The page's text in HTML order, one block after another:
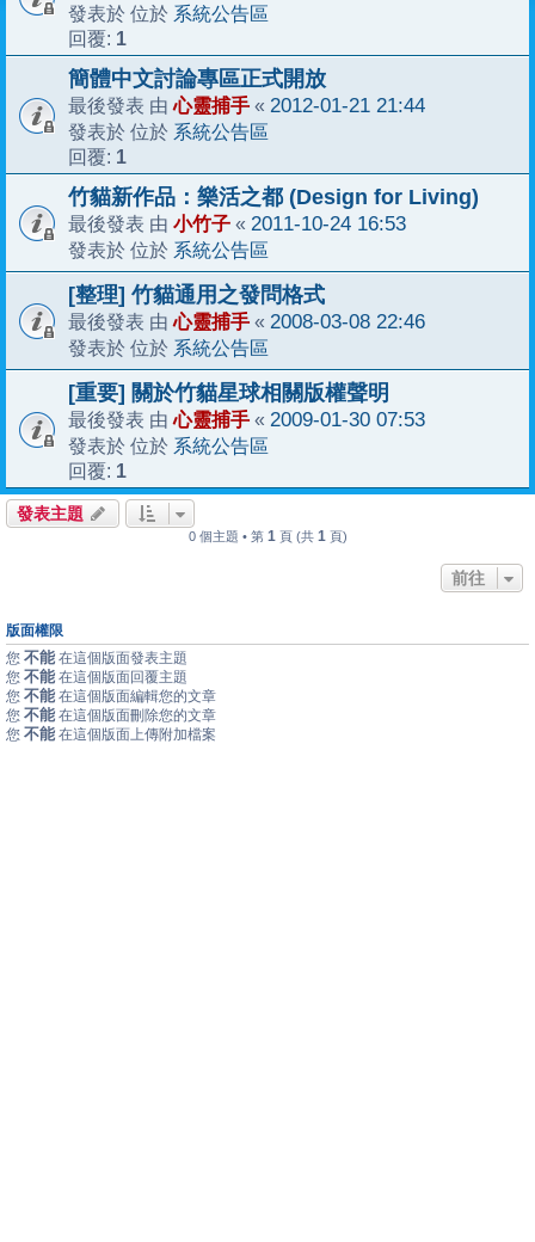
發表於 位於 系統公告區
回覆: 1
簡體中文討論專區正式開放
最後發表 由心靈捕手 « 2012-01-21 21:44
發表於 位於 系統公告區
回覆: 1
竹貓新作品：樂活之都 (Design for Living)
最後發表 由 小竹子 « 2011-10-24 16:53
發表於 位於 系統公告區
[整理] 竹貓通用之發問格式
最後發表 由心靈捕手 « 2008-03-08 22:46
發表於 位於 系統公告區
[重要] 關於竹貓星球相關版權聲明
最後發表 由心靈捕手 « 2009-01-30 07:53
發表於 位於 系統公告區
回覆: 1
發表主題
0 個主題 • 第 1 頁 (共 1 頁)
前往
版面權限
您 不能 在這個版面發表主題
您 不能 在這個版面回覆主題
您 不能 在這個版面編輯您的文章
您 不能 在這個版面刪除您的文章
您 不能 在這個版面上傳附加檔案